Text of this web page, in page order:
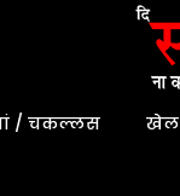
/ चकल्लस खेल